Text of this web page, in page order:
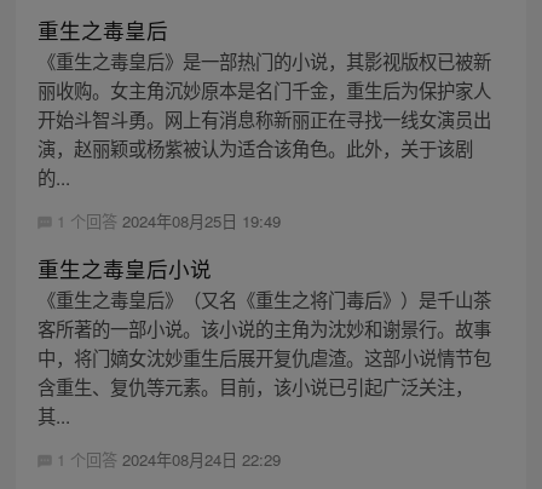
重生之毒皇后
《重生之毒皇后》是一部热门的小说，其影视版权已被新
丽收购。女主角沉妙原本是名门千金，重生后为保护家人
开始斗智斗勇。网上有消息称新丽正在寻找一线女演员出
演，赵丽颖或杨紫被认为适合该角色。此外，关于该剧
的...
1 个回答 2024年08月25日 19:49
重生之毒皇后小说
《重生之毒皇后》（又名《重生之将门毒后》）是千山茶
客所著的一部小说。该小说的主角为沈妙和谢景行。故事
中，将门嫡女沈妙重生后展开复仇虐渣。这部小说情节包
含重生、复仇等元素。目前，该小说已引起广泛关注，
其...
1 个回答 2024年08月24日 22:29